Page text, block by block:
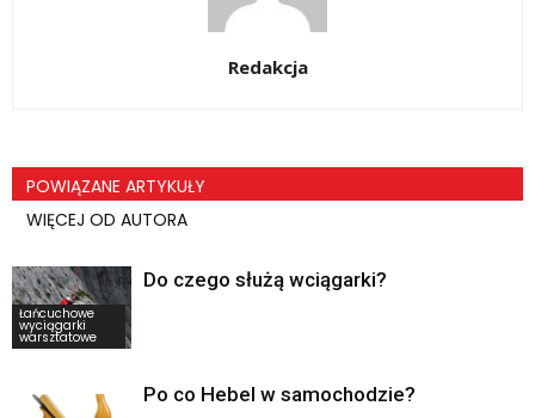
Redakcja
POWIĄZANE ARTYKUŁY
WIĘCEJ OD AUTORA
Łańcuchowe
wyciągarki
warsztatowe
Do czego służą wciągarki?
Po co Hebel w samochodzie?